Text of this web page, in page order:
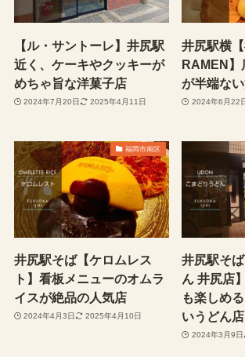
【ル・サントーレ】井尻駅
近く、ケーキやクッキーが
めちゃ旨な洋菓子店
2024年7月20日 2025年4月11日
井尻駅横
RAMEN】
が半端な
2024年6月22
福岡市南区
井尻駅そば【ケロムレス
ト】看板メニューのオムラ
イスが絶品の人気店
2024年4月3日 2025年4月10日
井尻駅そ
ん 井尻店
も楽しめ
いうどん店
2024年3月9日